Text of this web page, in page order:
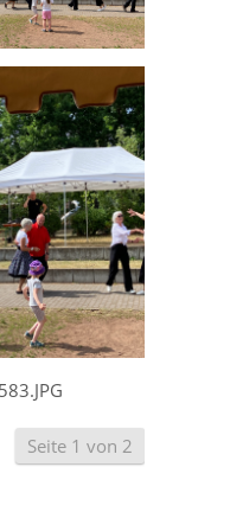
Seite 1 von 2